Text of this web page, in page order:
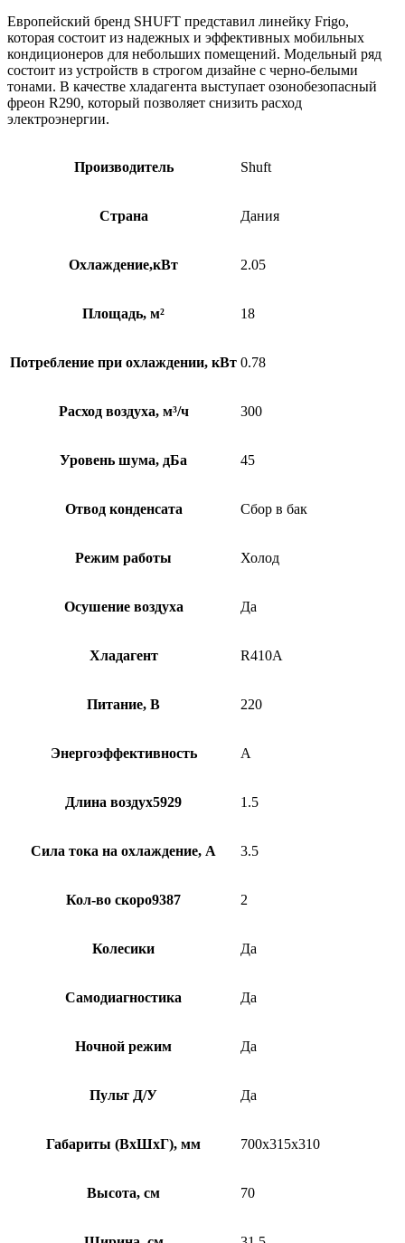
Европейский бренд SHUFT представил линейку Frigo,
которая состоит из надежных и эффективных мобильных
кондиционеров для небольших помещений. Модельный ряд
состоит из устройств в строгом дизайне с черно-белыми
тонами. В качестве хладагента выступает озонобезопасный
фреон R290, который позволяет снизить расход
электроэнергии.
Производитель Shuft
Страна Дания
Охлаждение,кВт 2.05
Площадь, м² 18
Потребление при охлаждении, кВт 0.78
Расход воздуха, м³/ч 300
Уровень шума, дБа 45
Отвод конденсата Сбор в бак
Режим работы Холод
Осушение воздуха Да
Хладагент R410A
Питание, В 220
Энергоэффективность A
Длина воздух5929 1.5
Сила тока на охлаждение, А 3.5
Кол-во скоро9387 2
Колесики Да
Самодиагностика Да
Ночной режим Да
Пульт Д/У Да
Габариты (ВхШхГ), мм 700x315x310
Высота, см 70